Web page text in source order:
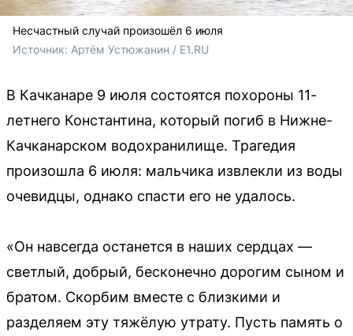
Несчастный случай произошёл 6 июля
Источник: Артём Устюжанин / E1.RU
В Качканаре 9 июля состоятся похороны 11-
летнего Константина, который погиб в Нижне-
Качканарском водохранилище. Трагедия
произошла 6 июля: мальчика извлекли из воды
очевидцы, однако спасти его не удалось.
«Он навсегда останется в наших сердцах —
светлый, добрый, бесконечно дорогим сыном и
братом. Скорбим вместе с близкими и
разделяем эту тяжёлую утрату. Пусть память о